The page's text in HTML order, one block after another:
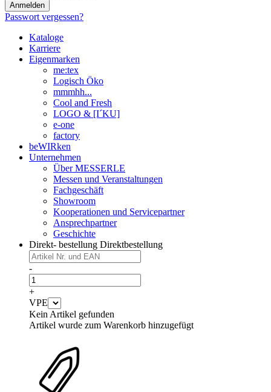
Anmelden
Passwort vergessen?
Kataloge
Karriere
Eigenmarken
me:tex
Logisch Öko
mmmhh...
Cool and Fresh
LOGO & [I´KU]
e-one
factory
beWIRken
Unternehmen
Über MESSERLE
Messen und Veranstaltungen
Fachgeschäft
Showroom
Kooperationen und Servicepartner
Ansprechpartner
Geschichte
Direkt- bestellung Direktbestellung
-
+
VPE
Kein Artikel gefunden
Artikel wurde zum Warenkorb hinzugefügt